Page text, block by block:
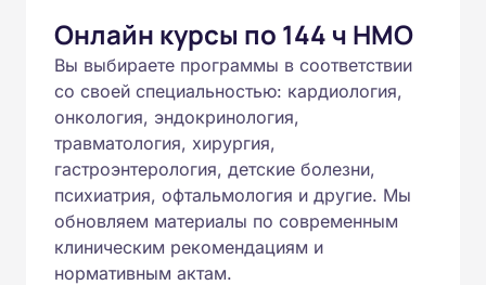
Онлайн курсы по 144 ч НМО
Вы выбираете программы в соответствии
со своей специальностью: кардиология,
онкология, эндокринология,
травматология, хирургия,
гастроэнтерология, детские болезни,
психиатрия, офтальмология и другие. Мы
обновляем материалы по современным
клиническим рекомендациям и
нормативным актам.